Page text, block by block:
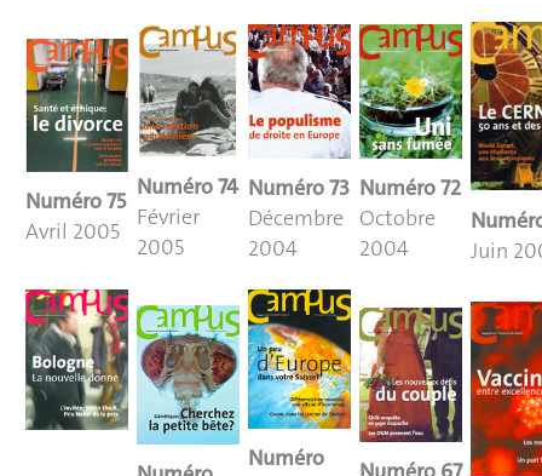
Numéro75
Avril 2005
Numéro74
Février
2005
Numéro73
Décembre
2004
Numéro72
Octobre
2004
Juin
Numéro